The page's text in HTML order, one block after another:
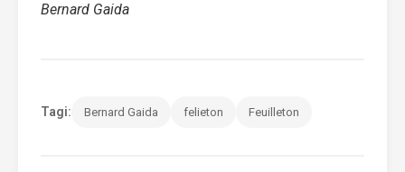
Bernard Gaida
Tagi: Bernard Gaida felieton Feuilleton